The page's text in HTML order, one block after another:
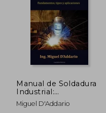
Rápido
Manual de Soldadura
Industrial:
Fundamentos, Tipos
y Aplicaciones
Miguel D'Addario